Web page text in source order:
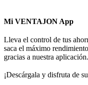
Mi VENTAJON App
Lleva el control de tus
saca el máximo
gracias a nuestra aplicación.
¡Descárgala y disfruta de